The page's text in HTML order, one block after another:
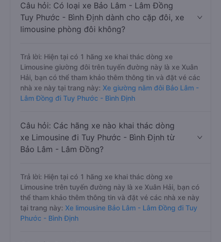
Câu hỏi: Có loại xe Bảo Lâm - Lâm Đồng
Tuy Phước - Bình Định dành cho cặp đôi, xe
limousine phòng đôi không?
Trả lời: Hiện tại có 1 hãng xe khai thác dòng xe
Limousine giường đôi trên tuyến đường này là xe Xuân
Hải, bạn có thể tham khảo thêm thông tin và đặt vé các
nhà xe này tại trang này: Xe giường nằm đôi Bảo Lâm -
Lâm Đồng đi Tuy Phước - Bình Định
Câu hỏi: Các hãng xe nào khai thác dòng
xe Limousine đi Tuy Phước - Bình Định từ
Bảo Lâm - Lâm Đồng?
Trả lời: Hiện tại có 1 hãng xe khai thác dòng xe
Limousine trên tuyến đường này là xe Xuân Hải, bạn có
thể tham khảo thêm thông tin và đặt vé các nhà xe này
tại trang này: Xe limousine Bảo Lâm - Lâm Đồng đi Tuy
Phước - Bình Định